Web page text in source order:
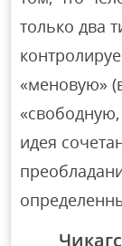
только два
«меновую»
идея